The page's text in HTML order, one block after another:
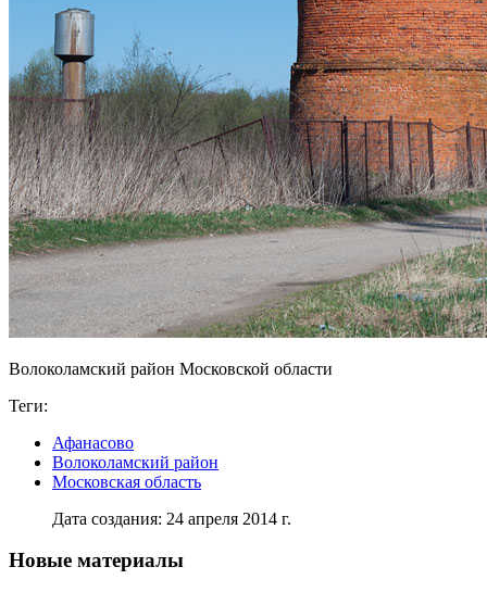
Волоколамский район Московской области
Теги:
Афанасово
Волоколамский район
Московская область
Дата создания: 24 апреля 2014 г.
Новые материалы